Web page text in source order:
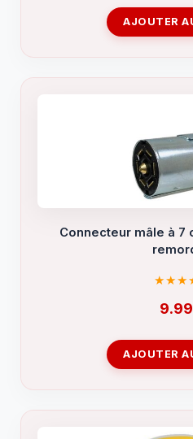
AJOUTER
Connecteur mâle à 7
9.99
AJOUTER